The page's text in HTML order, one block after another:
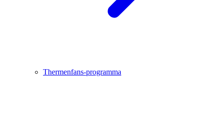
Thermenfans-programma